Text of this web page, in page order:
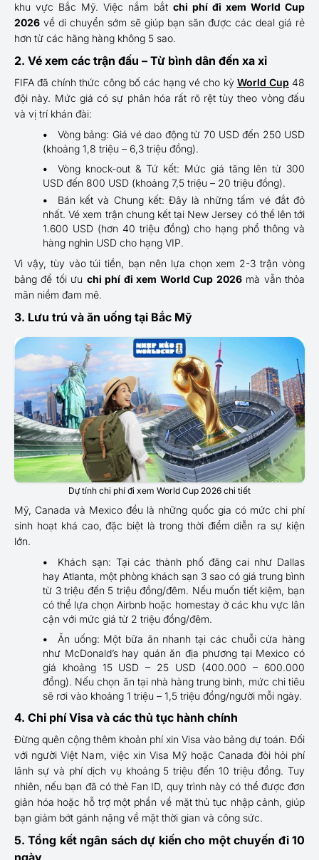
khu vực Bắc Mỹ. Việc nắm bắt chi phí đi xem World Cup
2026 về di chuyển sớm sẽ giúp bạn săn được các deal giá rẻ
hơn từ các hãng hàng không 5 sao.
2. Vé xem các trận đấu – Từ bình dân đến xa xỉ
FIFA đã chính thức công bố các hạng vé cho kỳ World Cup 48
đội này. Mức giá có sự phân hóa rất rõ rệt tùy theo vòng đấu
và vị trí khán đài:
Vòng bảng: Giá vé dao động từ 70 USD đến 250 USD
(khoảng 1,8 triệu – 6,3 triệu đồng).
Vòng knock-out & Tứ kết: Mức giá tăng lên từ 300
USD đến 800 USD (khoảng 7,5 triệu – 20 triệu đồng).
Bán kết và Chung kết: Đây là những tấm vé đắt đỏ
nhất. Vé xem trận chung kết tại New Jersey có thể lên tới
1.600 USD (hơn 40 triệu đồng) cho hạng phổ thông và
hàng nghìn USD cho hạng VIP.
Vì vậy, tùy vào túi tiền, bạn nên lựa chọn xem 2-3 trận vòng
bảng để tối ưu chi phí đi xem World Cup 2026mà vẫn thỏa
mãn niềm đam mê.
3. Lưu trú và ăn uống tại Bắc Mỹ
Dự tính chi phí đi xem World Cup 2026 chi tiết
Mỹ, Canada và Mexico đều là những quốc gia có mức chi phí
sinh hoạt khá cao, đặc biệt là trong thời điểm diễn ra sự kiện
lớn.
Khách sạn: Tại các thành phố đăng cai như Dallas
hay Atlanta, một phòng khách sạn 3 sao có giá trung bình
từ 3 triệu đến 5 triệu đồng/đêm. Nếu muốn tiết kiệm, bạn
có thể lựa chọn Airbnb hoặc homestay ở các khu vực lân
cận với mức giá từ 2 triệu đồng/đêm.
Ăn uống: Một bữa ăn nhanh tại các chuỗi cửa hàng
như McDonald’s hay quán ăn địa phương tại Mexico có
giá khoảng 15 USD – 25 USD (400.000 – 600.000
đồng). Nếu chọn ăn tại nhà hàng trung bình, mức chi tiêu
sẽ rơi vào khoảng 1 triệu – 1,5 triệu đồng/người mỗi ngày.
4. Chi phí Visa và các thủ tục hành chính
Đừng quên cộng thêm khoản phí xin Visa vào bảng dự toán. Đối
với người Việt Nam, việc xin Visa Mỹ hoặc Canada đòi hỏi phí
lãnh sự và phí dịch vụ khoảng 5 triệu đến 10 triệu đồng. Tuy
nhiên, nếu bạn đã có thẻ Fan ID, quy trình này có thể được đơn
giản hóa hoặc hỗ trợ một phần về mặt thủ tục nhập cảnh, giúp
bạn giảm bớt gánh nặng về mặt thời gian và công sức.
5. Tổng kết ngân sách dự kiến cho một chuyến đi 10